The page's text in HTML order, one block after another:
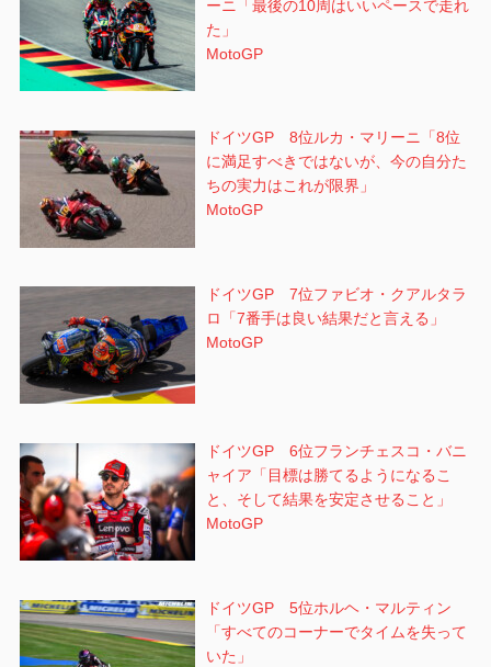
ーニ「最後の10周はいいペースで走れ
た」
MotoGP
ドイツGP 8位ルカ・マリーニ「8位
に満足すべきではないが、今の自分た
ちの実力はこれが限界」
MotoGP
ドイツGP 7位ファビオ・クアルタラ
ロ「7番手は良い結果だと言える」
MotoGP
ドイツGP 6位フランチェスコ・バニ
ャイア「目標は勝てるようになるこ
と、そして結果を安定させること」
MotoGP
ドイツGP 5位ホルヘ・マルティン
「すべてのコーナーでタイムを失って
いた」